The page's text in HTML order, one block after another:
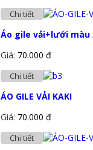
Chi tiết
Áo gile vải+lưới màu
Giá: 70.000 đ
Chi tiết
ÁO GILE VẢI KAKI
Giá: 70.000 đ
Chi tiết